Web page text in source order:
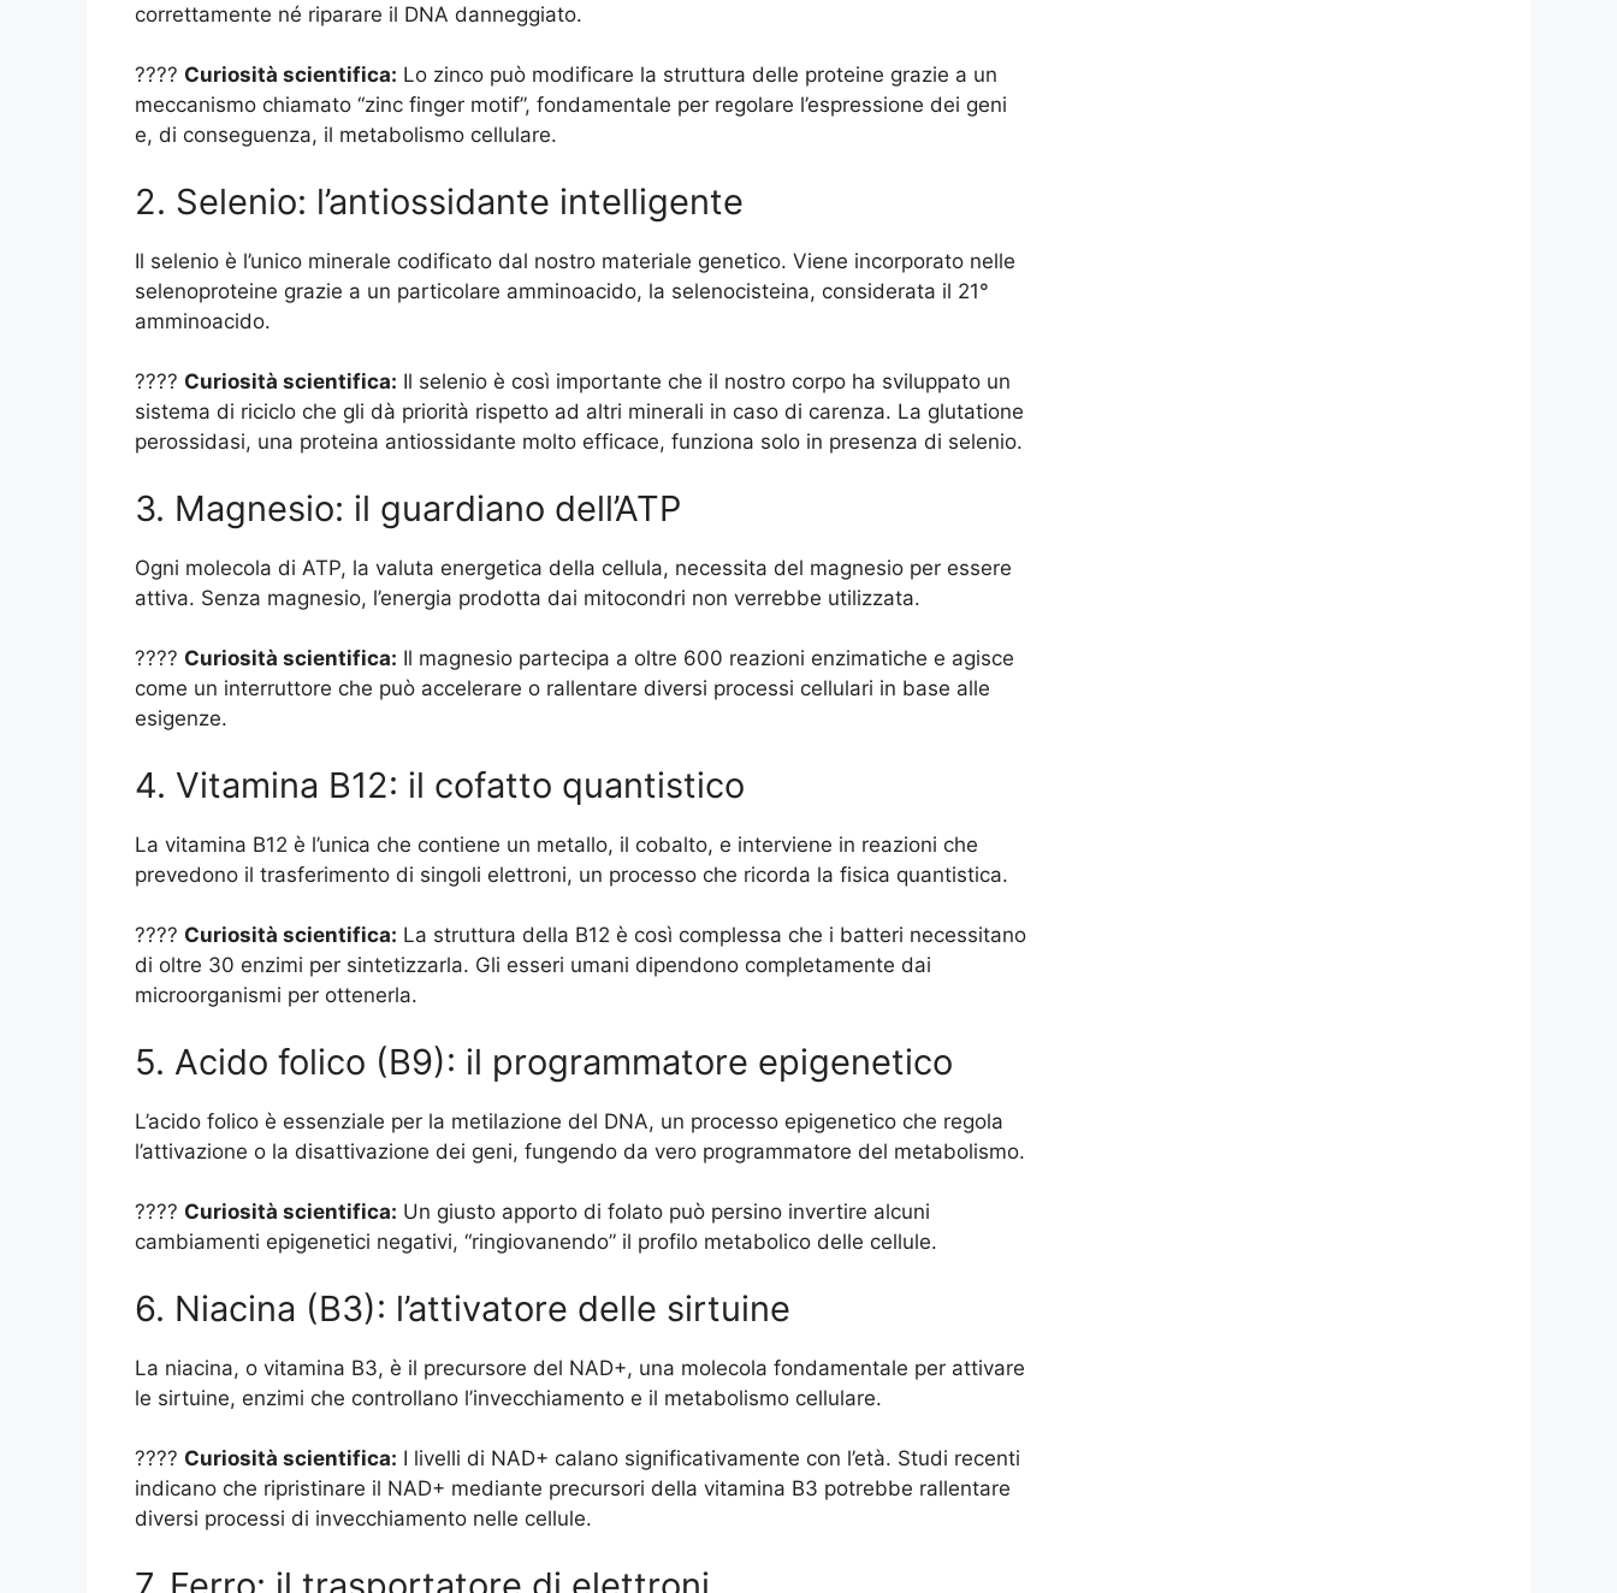
correttamente né riparare il DNA danneggiato.
???? Curiosità scientifica: Lo zinco può modificare la struttura delle proteine grazie a un
meccanismo chiamato “zinc finger motif”, fondamentale per regolare l’espressione dei geni
e, di conseguenza, il metabolismo cellulare.
2. Selenio: l’antiossidante intelligente
Il selenio è l’unico minerale codificato dal nostro materiale genetico. Viene incorporato nelle
selenoproteine grazie a un particolare amminoacido, la selenocisteina, considerata il 21°
amminoacido.
???? Curiosità scientifica: Il selenio è così importante che il nostro corpo ha sviluppato un
sistema di riciclo che gli dà priorità rispetto ad altri minerali in caso di carenza. La glutatione
perossidasi, una proteina antiossidante molto efficace, funziona solo in presenza di selenio.
3. Magnesio: il guardiano dell’ATP
Ogni molecola di ATP, la valuta energetica della cellula, necessita del magnesio per essere
attiva. Senza magnesio, l’energia prodotta dai mitocondri non verrebbe utilizzata.
???? Curiosità scientifica: Il magnesio partecipa a oltre 600 reazioni enzimatiche e agisce
come un interruttore che può accelerare o rallentare diversi processi cellulari in base alle
esigenze.
4. Vitamina B12: il cofatto quantistico
La vitamina B12 è l’unica che contiene un metallo, il cobalto, e interviene in reazioni che
prevedono il trasferimento di singoli elettroni, un processo che ricorda la fisica quantistica.
???? Curiosità scientifica: La struttura della B12 è così complessa che i batteri necessitano
di oltre 30 enzimi per sintetizzarla. Gli esseri umani dipendono completamente dai
microorganismi per ottenerla.
5. Acido folico (B9): il programmatore epigenetico
L’acido folico è essenziale per la metilazione del DNA, un processo epigenetico che regola
l’attivazione o la disattivazione dei geni, fungendo da vero programmatore del metabolismo.
???? Curiosità scientifica: Un giusto apporto di folato può persino invertire alcuni
cambiamenti epigenetici negativi, “ringiovanendo” il profilo metabolico delle cellule.
6. Niacina (B3): l’attivatore delle sirtuine
La niacina, o vitamina B3, è il precursore del NAD+, una molecola fondamentale per attivare
le sirtuine, enzimi che controllano l’invecchiamento e il metabolismo cellulare.
???? Curiosità scientifica: I livelli di NAD+ calano significativamente con l’età. Studi recenti
indicano che ripristinare il NAD+ mediante precursori della vitamina B3 potrebbe rallentare
diversi processi di invecchiamento nelle cellule.